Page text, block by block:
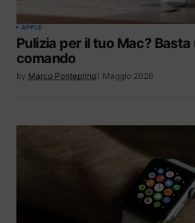
APPLE
Pulizia per il tuo Mac? Basta
comando
by Marco Ponteprino1 Maggio 2026